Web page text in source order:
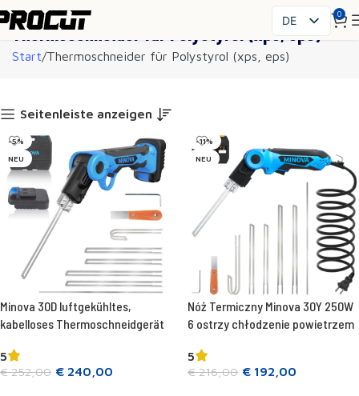
DE
PL
FR
ES
UK
0
Thermoschneider für Polystyrol (xps, eps)
Start Thermoschneider für Polystyrol (xps, eps)
Seitenleiste anzeigen
-5%
NEU
Minova 30D luftgekühltes,
kabelloses Thermoschneidgerät
5
€252,00 € 240,00
-11%
NEU
Nóż Termiczny Minova 30Y 250W
6 ostrzy chłodzenie powietrzem
5
€216,00 € 192,00